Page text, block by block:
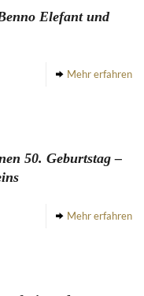
Elefant und
Mehr erfahren
50. Geburtstag –
Mehr erfahren